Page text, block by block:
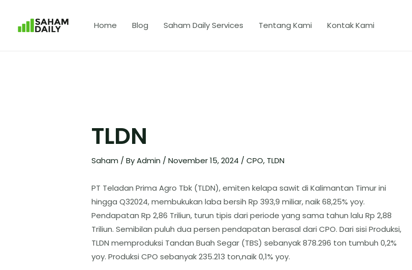
Home Blog Saham Daily Services Tentang Kami Kontak Kami
TLDN
Saham / ByAdmin / November 15, 2024 / CPO, TLDN
PT Teladan Prima Agro Tbk (TLDN), emiten kelapa sawit di Kalimantan Timur ini
hingga Q32024, membukukan laba bersih Rp 393,9 miliar, naik 68,25% yoy.
Pendapatan Rp 2,86 Triliun, turun tipis dari periode yang sama tahun lalu Rp 2,88
Triliun. Semibilan puluh dua persen pendapatan berasal dari CPO. Dari sisi Produksi,
TLDN memproduksi Tandan Buah Segar (TBS) sebanyak 878.296 ton tumbuh 0,2%
yoy. Produksi CPO sebanyak 235.213 ton,naik 0,1% yoy.